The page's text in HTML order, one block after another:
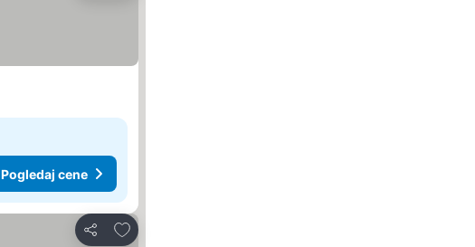
Pogledaj cene
Deli
Dodati u favorite